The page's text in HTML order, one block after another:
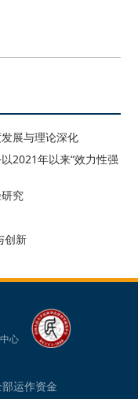
展与理论深化
2021年以来“效力性强
究
创新
心
运作资金